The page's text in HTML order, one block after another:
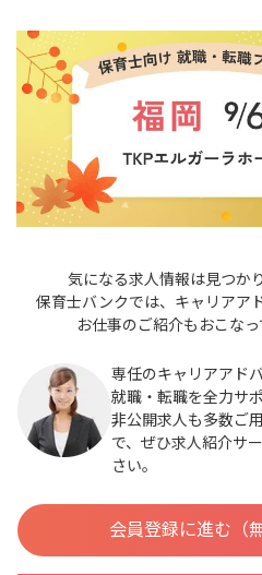
気になる求人情報は見つか
保育士バンクでは、キャリアア
お仕事のご紹介もおこなっ
専任のキャリアアド
就職・転職を全力サ
非公開求人も多数ご
で、ぜひ求人紹介サ
さい。
会員登録に進む（無